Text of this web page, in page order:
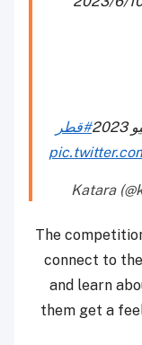
#قطر
The
connect to
and learn
them get a